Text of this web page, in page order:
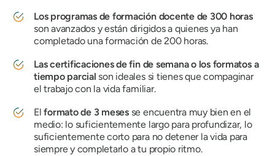
Los programas de formación docente de 300 horas
son avanzados y están dirigidos a quienes ya han
completado una formación de 200 horas.
Las certificaciones de fin de semana o los formatos a
tiempo parcial son ideales si tienes que compaginar
el trabajo con la vida familiar.
Elformato de 3 mesesse encuentra muy bien en el
medio: lo suficientemente largo para profundizar, lo
suficientemente corto para no detener la vida para
siempre y completarlo a tu propio ritmo.